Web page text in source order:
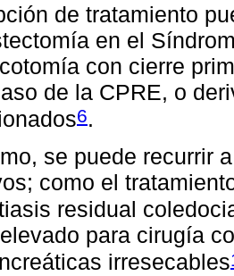
de tratamiento
en el
con cierre
de la CPRE, o
6.
se puede recurrir
como el
residual
para cirugía
irresecables